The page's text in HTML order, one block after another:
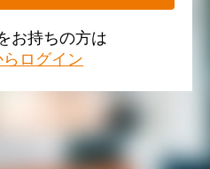
お持ちの方は
ログイン